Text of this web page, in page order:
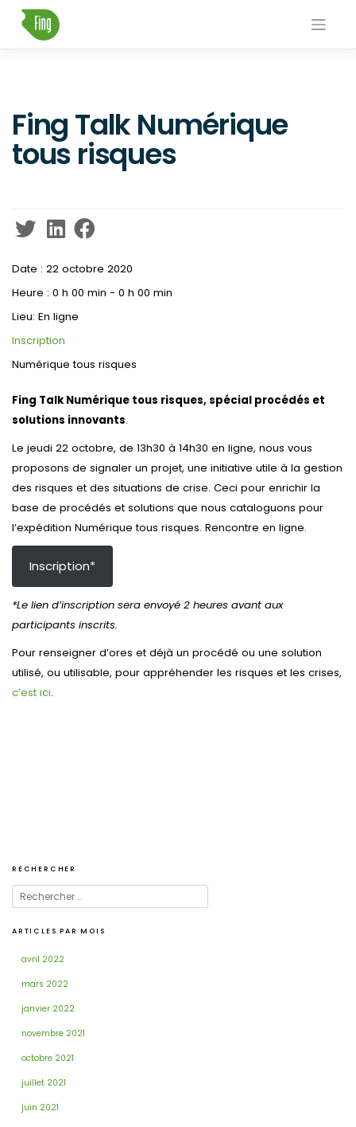
content
Fing Talk Numérique
tous risques
Date : 22 octobre 2020
Heure : 0 h 00 min - 0 h 00 min
Lieu: En ligne
Inscription
Numérique tous risques
Fing Talk Numérique tous risques, spécial procédés et
solutions innovants.
Le jeudi 22 octobre, de 13h30 à 14h30 en ligne, nous vous
proposons de signaler un projet, une initiative utile à la gestion
des risques et des situations de crise. Ceci pour enrichir la
base de procédés et solutions que nous cataloguons pour
l’expédition Numérique tous risques. Rencontre en ligne.
Inscription*
*Le lien d’inscription sera envoyé 2 heures avant aux
participants inscrits.
Pour renseigner d’ores et déjà un procédé ou une solution
utilisé, ou utilisable, pour appréhender les risques et les crises,
c’est ici.
RECHERCHER
ARTICLES PAR MOIS
avril 2022
mars 2022
janvier 2022
novembre 2021
octobre 2021
juillet 2021
juin 2021